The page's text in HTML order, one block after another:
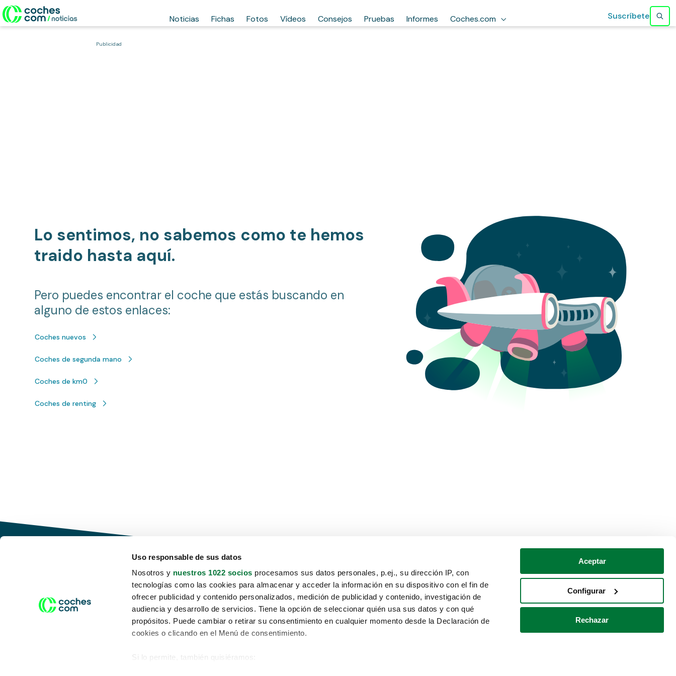
Uso responsable de sus datos
Nosotros y nuestros 1022 socios procesamos sus datos personales, p.ej., su dirección IP, con
tecnologías como las cookies para almacenar y acceder la información en su dispositivo con el fin de
ofrecer publicidad y contenido personalizados, medición de publicidad y contenido, investigación de
audiencia y desarrollo de servicios. Tiene la opción de seleccionar quién usa sus datos y con qué
propósitos. Puede cambiar o retirar su consentimiento en cualquier momento desde la Declaración de
cookies o clicando en el Menú de consentimiento.
Si lo permite, también quisiéramos:
Aceptar
Configurar
Rechazar
Noticias Fichas Fotos Vídeos Consejos Pruebas Informes Coches.com Suscríbete
Publicidad
Lo sentimos, no sabemos como te hemos
traido hasta aquí.
Pero puedes encontrar el coche que estás buscando en
alguno de estos enlaces:
Coches nuevos
Coches de segunda mano
Coches de km0
Coches de renting
Conduce tu futuro,
desata tu movilidad